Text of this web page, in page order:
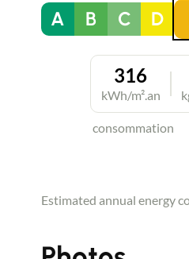
A B C D
consommation
316
kWh/m².an
Estimated annual energy